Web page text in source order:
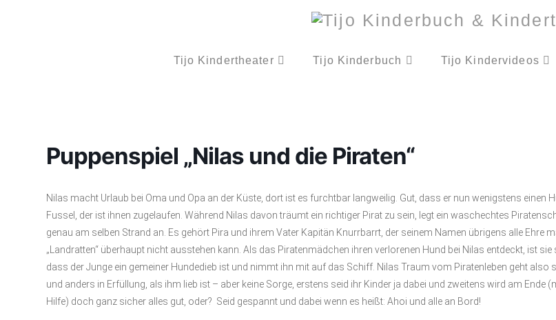
Tijo Kindertheater Tijo Kinderbuch Tijo Kindervideos
Puppenspiel „Nilas und die Piraten“
Nilas macht Urlaub bei Oma und Opa an der Küste, dort ist es furchtbar langweilig. Gut, dass er nun wenigstens einen
Fussel, der ist ihnen zugelaufen. Während Nilas davon träumt ein richtiger Pirat zu sein, legt ein waschechtes
genau am selben Strand an. Es gehört Pira und ihrem Vater Kapitän Knurrbarrt, der seinem Namen übrigens alle Ehre
„Landratten“ überhaupt nicht ausstehen kann. Als das Piratenmädchen ihren verlorenen Hund bei Nilas entdeckt, ist sie
dass der Junge ein gemeiner Hundedieb ist und nimmt ihn mit auf das Schiff. Nilas Traum vom Piratenleben geht also
und anders in Erfüllung, als ihm lieb ist – aber keine Sorge, erstens seid ihr Kinder ja dabei und zweitens wird am Ende
Hilfe) doch ganz sicher alles gut, oder? Seid gespannt und dabei wenn es heißt: Ahoi und alle an Bord!